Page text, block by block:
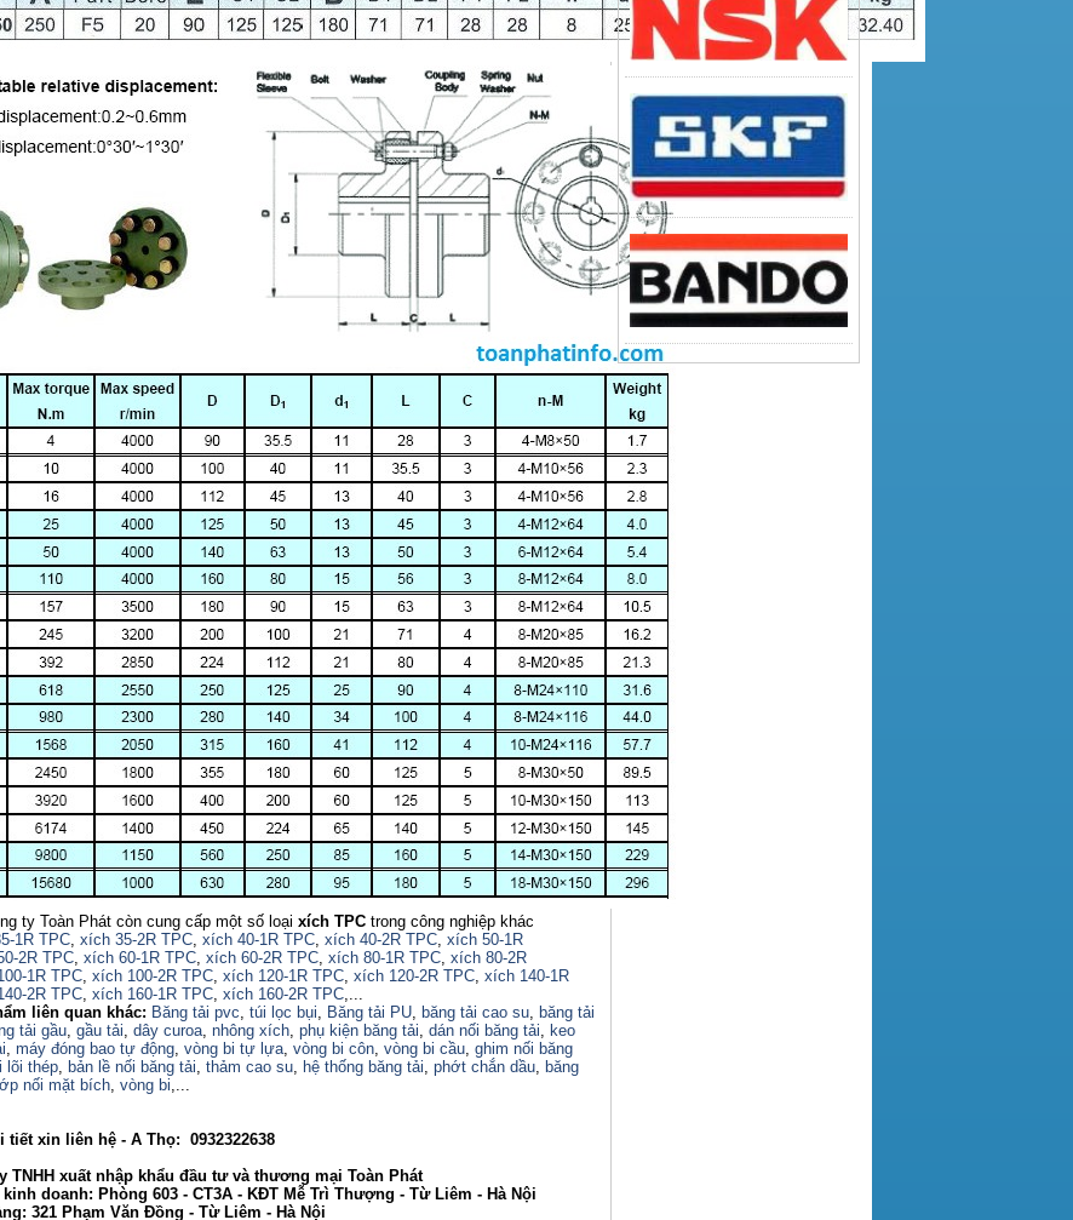
ty Toàn Phát còn cung cấp một số loại xích TPC trong công nghiệp khác
1R TPC, xích 35-2R TPC, xích 40-1R TPC, xích 40-2R TPC, xích 50-1R
2R TPC, xích 60-1R TPC, xích 60-2R TPC, xích 80-1R TPC, xích 80-2R
1R TPC, xích 100-2R TPC, xích 120-1R TPC, xích 120-2R TPC, xích 140-1R
2R TPC, xích 160-1R TPC, xích 160-2R TPC,...
liên quan khác: Băng tải pvc, túi lọc bụi, Băng tải PU, băng tải cao su, băng tải
tải gầu, gầu tải, dây curoa, nhông xích, phụ kiện băng tải, dán nối băng tải, keo
, máy đóng bao tự động, vòng bi tự lựa, vòng bi côn, vòng bi cầu, ghim nối băng
lõi thép, bản lề nối băng tải, thảm cao su, hệ thống băng tải, phớt chắn dầu, băng
nối mặt bích, vòng bi,...
xin liên hệ - A Thọ: 0932322638
xuất nhập khẩu đầu tư và thương mại Toàn Phát
doanh: Phòng 603 - CT3A - KĐT Mễ Trì Thượng - Từ Liêm - Hà Nội
321 Phạm Văn Đồng - Từ Liêm - Hà Nội